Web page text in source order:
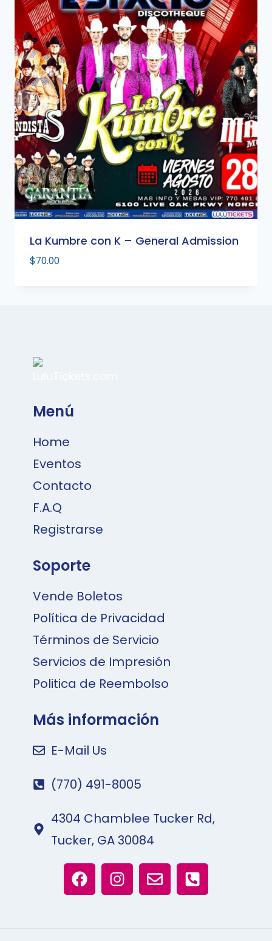
La Kumbre con K – General Admission
$70.00
Menú
Home
Eventos
Contacto
F.A.Q
Registrarse
Soporte
Vende Boletos
Política de Privacidad
Términos de Servicio
Servicios de Impresión
Politica de Reembolso
Más información
E-Mail Us
(770) 491-8005
4304 Chamblee Tucker Rd,
Tucker, GA 30084